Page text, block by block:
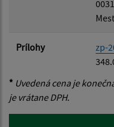
Prílohy zp-
* Uvedená cena je
je vrátane DPH.